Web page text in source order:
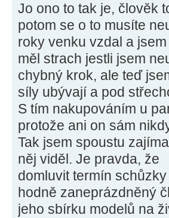
Jo ono to tak je, člověk
potom se o to musíte
roky venku vzdal a
měl strach jestli jsem
chybný krok, ale teď
síly ubývají a pod
S tím nakupováním u
protože ani on sám
Tak jsem spoustu
něj viděl. Je pravda, že
domluvit termín
hodně zaneprázdněný
jeho sbírku modelů na